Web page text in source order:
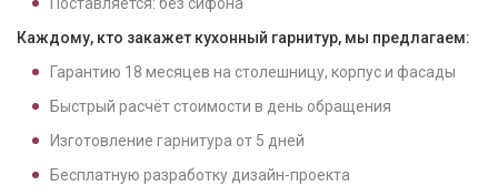
Каждому, кто закажет кухонный гарнитур, мы предлагаем:
Гарантию 18 месяцев на столешницу, корпус и фасады
Быстрый расчёт стоимости в день обращения
Изготовление гарнитура от 5 дней
Бесплатную разработку дизайн-проекта